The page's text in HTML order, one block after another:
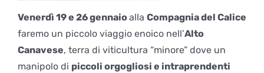
Venerdì 19 e 26 gennaio alla Compagnia del Calice
faremo un piccolo viaggio enoico nell’Alto
Canavese, terra di viticultura “minore” dove un
manipolo di piccoli orgogliosi e intraprendenti